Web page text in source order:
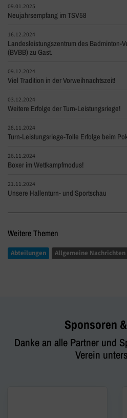
09.01.2025
Neujahrsempfang im TSV58
16.12.2024
Landesleistungszentrum des Badminton-
(BVBB) zu Gast.
09.12.2024
Viel Tradition in der Vorweihnachtszeit!
03.12.2024
Weitere Erfolge der Turn-Leistungsriege!
28.11.2024
Turn-Leistungsriege-Tolle Erfolge beim
26.11.2024
Boxer im Wettkampfmodus!
21.11.2024
Unsere Hallenturn- und Sportschau
Weitere Themen
Abteilungen Allgemeine Nachrichten
Sponsoren
Danke an alle Partner und
Verein